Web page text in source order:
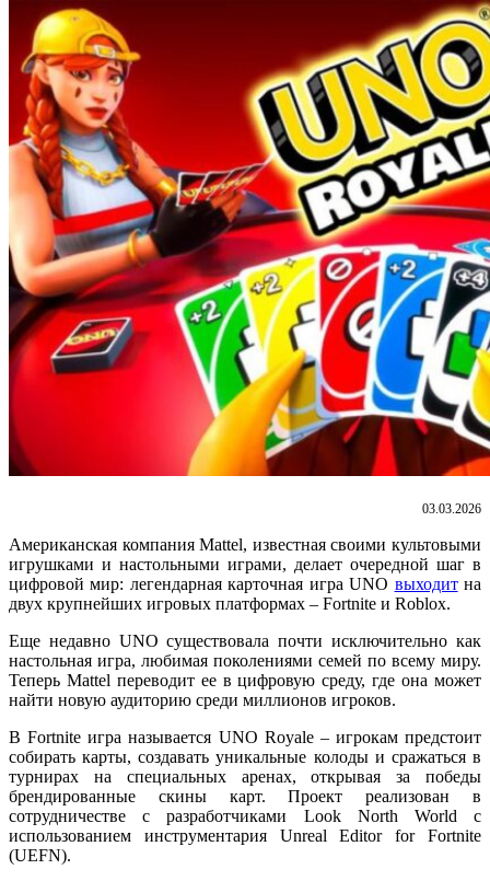
03.03.2026
Американская компания Mattel, известная своими культовыми
игрушками и настольными играми, делает очередной шаг в
цифровой мир: легендарная карточная игра UNO выходитна
двух крупнейших игровых платформах – Fortnite и Roblox.
Еще недавно UNO существовала почти исключительно как
настольная игра, любимая поколениями семей по всему миру.
Теперь Mattel переводит ее в цифровую среду, где она может
найти новую аудиторию среди миллионов игроков.
В Fortnite игра называется UNO Royale – игрокам предстоит
собирать карты, создавать уникальные колоды и сражаться в
турнирах на специальных аренах, открывая за победы
брендированные скины карт. Проект реализован в
сотрудничестве с разработчиками Look North World с
использованием инструментария Unreal Editor for Fortnite
(UEFN).